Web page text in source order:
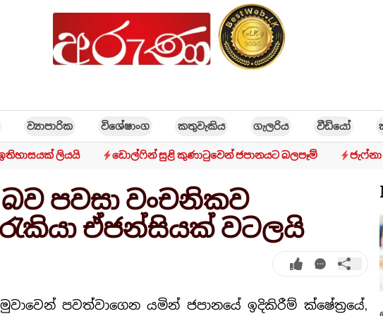
ව්‍යාපාරික විශේෂාංග කතුවැකිය ගැලරිය වීඩියෝ
ලියයි ඩොල්ෆින් සුළි කුණාටුවෙන් ජපානයට බලපෑම්
බව පවසා වංචනිකව
ඒජන්සියක් වටලයි
පවත්වාගෙන යමින් ජපානයේ ඉදිකිරීම් ක්ෂේත්‍රයේ,